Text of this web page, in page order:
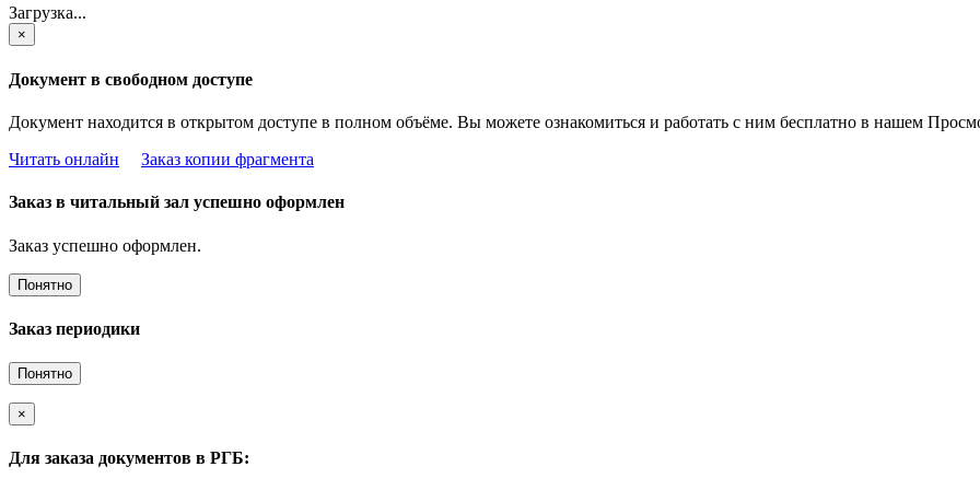
Загрузка...
×
Документ в свободном доступе
Документ находится в открытом доступе в полном объёме. Вы можете ознакомиться и работать с ним бесплатно в нашем
Читать онлайн
Заказ копии фрагмента
Заказ в читальный зал успешно оформлен
Заказ успешно оформлен.
Понятно
Заказ периодики
Понятно
×
Для заказа документов в РГБ: